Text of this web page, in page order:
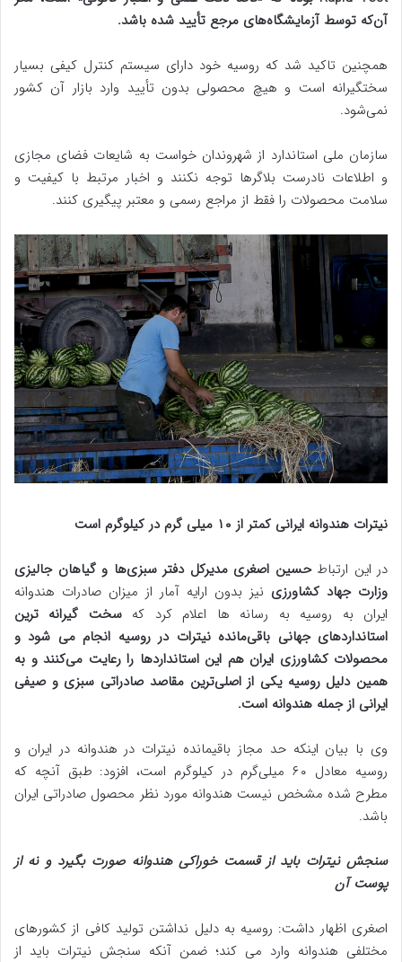
آن‌که توسط آزمایشگاه‌های مرجع تأیید شده باشد.
همچنین تاکید شد که روسیه خود دارای سیستم کنترل کیفی بسیار
سختگیرانه است و هیچ محصولی بدون تأیید وارد بازار آن کشور
نمی‌شود.
سازمان ملی استاندارد از شهروندان خواست به شایعات فضای مجازی
و اطلاعات نادرست بلاگرها توجه نکنند و اخبار مرتبط با کیفیت و
سلامت محصولات را فقط از مراجع رسمی و معتبر پیگیری کنند.
نیترات هندوانه ایرانی کمتر از ۱۰ میلی گرم در کیلوگرم است
در این ارتباطحسین اصغری مدیرکل دفتر سبزی‌ها و گیاهان جالیزی
وزارت جهاد کشاورزی نیز بدون ارایه آمار از میزان صادرات هندوانه
ایران به روسیه به رسانه ها اعلام کرد کهسخت‌ گیرانه‌ ترین
استانداردهای جهانی باقی‌مانده نیترات در روسیه انجام می شود و
محصولات کشاورزی ایران هم این استانداردها را رعایت می‌کنند و به
همین دلیل روسیه یکی از اصلی‌ترین مقاصد صادراتی سبزی و صیفی
ایرانی از جمله هندوانه است.
وی با بیان اینکه حد مجاز باقیمانده نیترات در هندوانه در ایران و
روسیه معادل ۶۰ میلی‌گرم در کیلوگرم است، افزود: طبق آنچه که
مطرح شده مشخص نیست هندوانه مورد نظر محصول صادراتی ایران
باشد.
سنجش نیترات باید از قسمت خوراکی هندوانه صورت بگیرد و نه از
پوست آن
اصغری اظهار داشت: روسیه به دلیل نداشتن تولید کافی از کشورهای
مختلفی هندوانه وارد می کند؛ ضمن آنکه سنجش نیترات باید از